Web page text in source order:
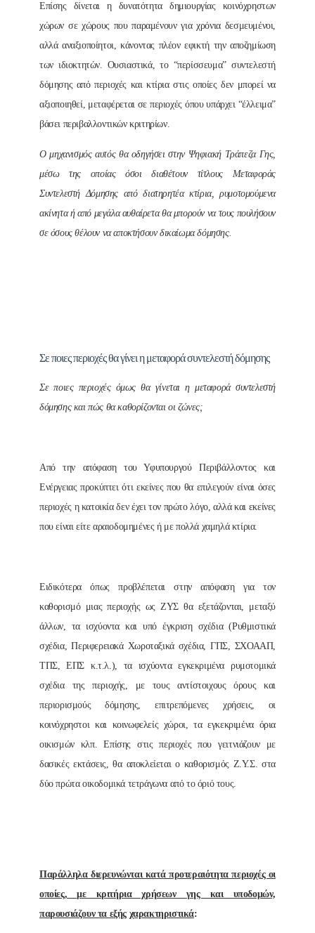
Επίσης δίνεται η δυνατότητα δημιουργίας κοινόχρηστων
χώρων σε χώρους που παραμένουν για χρόνια δεσμευμένοι,
αλλά αναξιοποίητοι, κάνοντας πλέον εφικτή την αποζημίωση
των ιδιοκτητών. Ουσιαστικά, το “περίσσευμα” συντελεστή
δόμησης από περιοχές και κτίρια στις οποίες δεν μπορεί να
αξιοποιηθεί, μεταφέρεται σε περιοχές όπου υπάρχει “έλλειμα”
βάσει περιβαλλοντικών κριτηρίων.
Ο μηχανισμός αυτός θα οδηγήσει στην Ψηφιακή Τράπεζα Γης,
μέσω της οποίας όσοι διαθέτουν τίτλους Μεταφοράς
Συντελεστή Δόμησης από διατηρητέα κτίρια, ρυμοτομούμενα
ακίνητα ή από μεγάλα αυθαίρετα θα μπορούν να τους πουλήσουν
σε όσους θέλουν να αποκτήσουν δικαίωμα δόμησης.
Σε ποιες περιοχές θα γίνει η μεταφορά συντελεστή δόμησης
Σε ποιες περιοχές όμως θα γίνεται η μεταφορά συντελεστή
δόμησης και πώς θα καθορίζονται οι ζώνες;
Από την απόφαση του Υφυπουργού Περιβάλλοντος και
Ενέργειας προκύπτει ότι εκείνες που θα επιλεγούν είναι όσες
περιοχές η κατοικία δεν έχει τον πρώτο λόγο, αλλά και εκείνες
που είναι είτε αραιοδομημένες ή με πολλά χαμηλά κτίρια.
Ειδικότερα όπως προβλέπεται στην απόφαση για τον
καθορισμό μιας περιοχής ως ΖΥΣ θα εξετάζονται, μεταξύ
άλλων, τα ισχύοντα και υπό έγκριση σχέδια (Ρυθμιστικά
σχέδια, Περιφερειακά Χωροταξικά σχέδια, ΓΠΣ, ΣΧΟΑΑΠ,
ΤΠΣ, ΕΠΣ κ.τ.λ.), τα ισχύοντα εγκεκριμένα ρυμοτομικά
σχέδια της περιοχής, με τους αντίστοιχους όρους και
περιορισμούς δόμησης, επιτρεπόμενες χρήσεις, οι
κοινόχρηστοι και κοινωφελείς χώροι, τα εγκεκριμένα όρια
οικισμών κλπ. Επίσης στις περιοχές που γειτνιάζουν με
δασικές εκτάσεις, θα αποκλείεται ο καθορισμός Ζ.Υ.Σ. στα
δύο πρώτα οικοδομικά τετράγωνα από το όριό τους.
Παράλληλα διερευνώνται κατά προτεραιότητα περιοχές οι
οποίες, με κριτήρια χρήσεων γης και υποδομών,
παρουσιάζουν τα εξής χαρακτηριστικά: